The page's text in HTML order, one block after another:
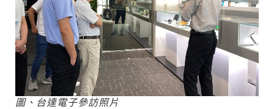
圖、台達電子參訪照片